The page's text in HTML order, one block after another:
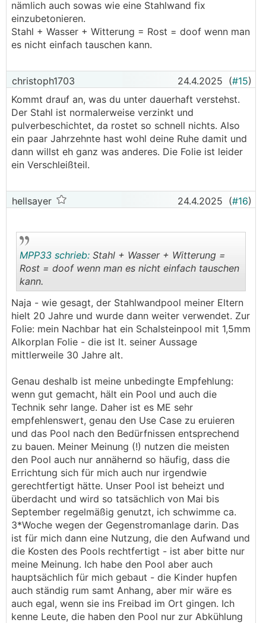
nämlich auch sowas wie eine Stahlwand fix
einzubetonieren.
Stahl + Wasser + Witterung = Rost = doof wenn man
es nicht einfach tauschen kann.
christoph1703 24.4.2025 (#15)
Kommt drauf an, was du unter dauerhaft verstehst.
Der Stahl ist normalerweise verzinkt und
pulverbeschichtet, da rostet so schnell nichts. Also
ein paar Jahrzehnte hast wohl deine Ruhe damit und
dann willst eh ganz was anderes. Die Folie ist leider
ein Verschleißteil.
hellsayer 24.4.2025 (#16)
..
MPP33 schrieb: Stahl + Wasser + Witterung =
Rost = doof wenn man es nicht einfach tauschen
kann.
Naja - wie gesagt, der Stahlwandpool meiner Eltern
hielt 20 Jahre und wurde dann weiter verwendet. Zur
Folie: mein Nachbar hat ein Schalsteinpool mit 1,5mm
Alkorplan Folie - die ist lt. seiner Aussage
mittlerweile 30 Jahre alt.
Genau deshalb ist meine unbedingte Empfehlung:
wenn gut gemacht, hält ein Pool und auch die
Technik sehr lange. Daher ist es ME sehr
empfehlenswert, genau den Use Case zu eruieren
und das Pool nach den Bedürfnissen entsprechend
zu bauen. Meiner Meinung (!) nutzen die meisten
den Pool auch nur annähernd so häufig, dass die
Errichtung sich für mich auch nur irgendwie
gerechtfertigt hätte. Unser Pool ist beheizt und
überdacht und wird so tatsächlich von Mai bis
September regelmäßig genutzt, ich schwimme ca.
3*Woche wegen der Gegenstromanlage darin. Das
ist für mich dann eine Nutzung, die den Aufwand und
die Kosten des Pools rechtfertigt - ist aber bitte nur
meine Meinung. Ich habe den Pool aber auch
hauptsächlich für mich gebaut - die Kinder hupfen
auch ständig rum samt Anhang, aber mir wäre es
auch egal, wenn sie ins Freibad im Ort gingen. Ich
kenne Leute, die haben den Pool nur zur Abkühlung